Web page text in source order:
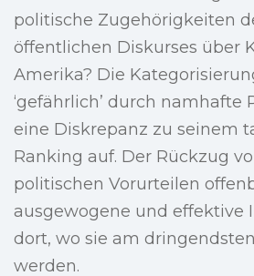
politische Zugehörigkeiten
öffentlichen Diskurses über
Amerika? Die
‘gefährlich’ durch namhafte
eine Diskrepanz zu seinem
Ranking auf. Der Rückzug
politischen Vorurteilen
ausgewogene und effektive
dort, wo sie am
werden.